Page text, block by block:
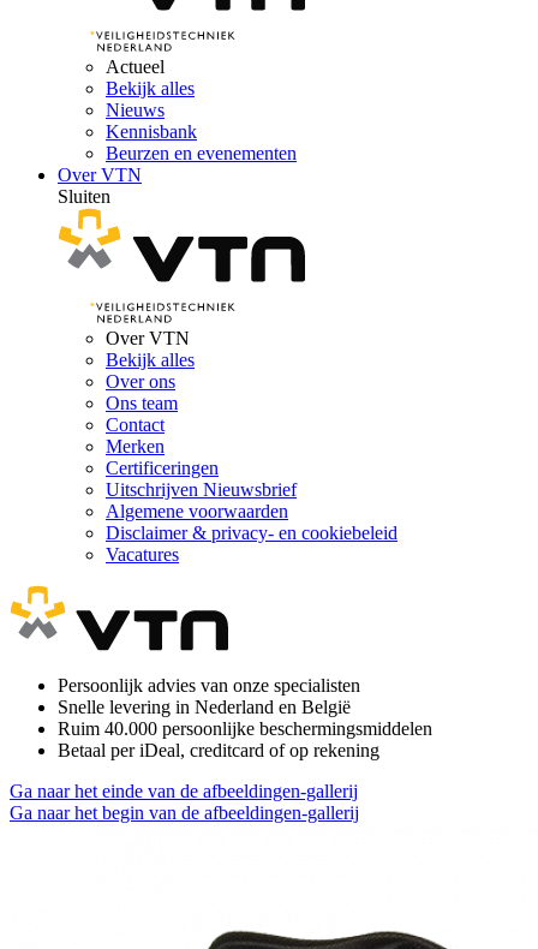
Actueel
Bekijk alles
Nieuws
Kennisbank
Beurzen en evenementen
Over VTN
Sluiten
Over VTN
Bekijk alles
Over ons
Ons team
Contact
Merken
Certificeringen
Uitschrijven Nieuwsbrief
Algemene voorwaarden
Disclaimer & privacy- en cookiebeleid
Vacatures
Persoonlijk advies van onze specialisten
Snelle levering in Nederland en België
Ruim 40.000 persoonlijke beschermingsmiddelen
Betaal per iDeal, creditcard of op rekening
Ga naar het einde van de afbeeldingen-gallerij
Ga naar het begin van de afbeeldingen-gallerij